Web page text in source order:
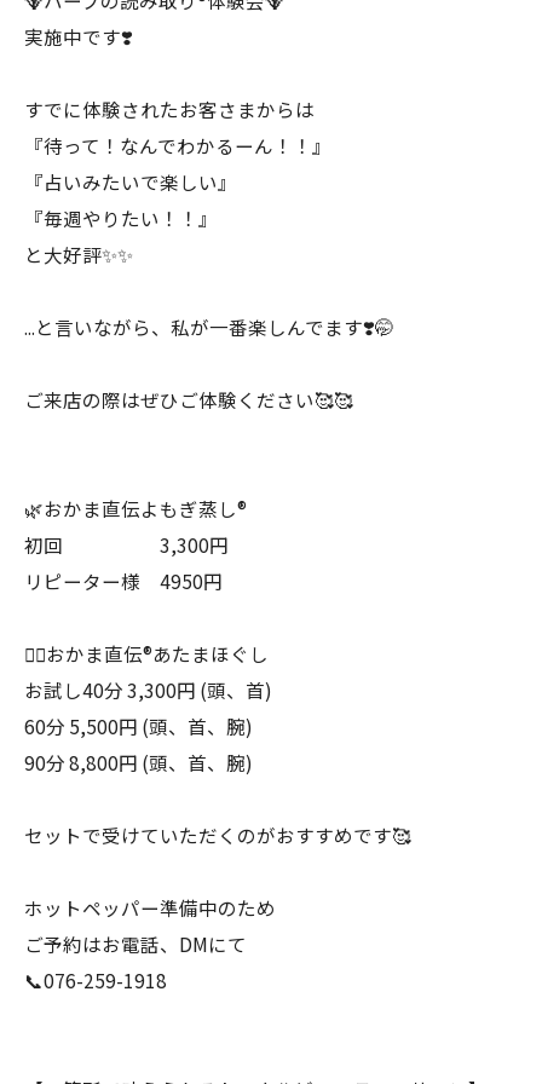
実施中です❣️
すでに体験されたお客さまからは
『待って！なんでわかるーん！！』
『占いみたいで楽しい』
『毎週やりたい！！』
と大好評✨✨
...と言いながら、私が一番楽しんでます❣️🤭
ご来店の際はぜひご体験ください🥰🥰
🌿おかま直伝よもぎ蒸し®︎
初回 3,300円
リピーター様 4950円
💆‍♀️おかま直伝®︎あたまほぐし
お試し40分 3,300円 (頭、首)
60分 5,500円 (頭、首、腕)
90分 8,800円 (頭、首、腕)
セットで受けていただくのがおすすめです🥰
ホットペッパー準備中のため
ご予約はお電話、DMにて
📞076-259-1918